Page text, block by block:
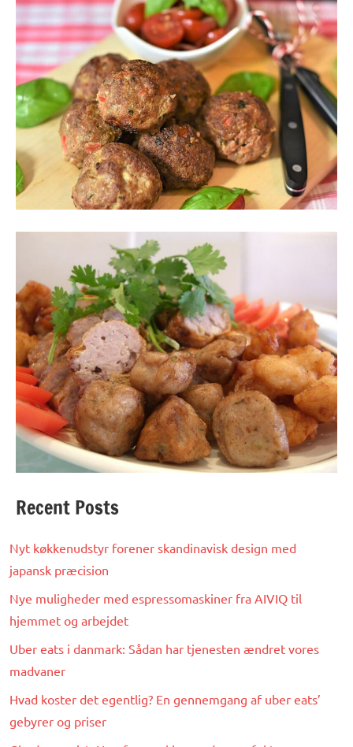
Recent Posts
Nyt køkkenudstyr forener skandinavisk design med
japansk præcision
Nye muligheder med espressomaskiner fra AIVIQ til
hjemmet og arbejdet
Uber eats i danmark: Sådan har tjenesten ændret vores
madvaner
Hvad koster det egentlig? En gennemgang af uber eats’
gebyrer og priser